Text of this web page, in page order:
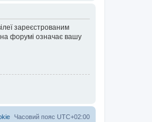
зареєстрованим
форумі означає вашу
Часовий пояс UTC+02:00